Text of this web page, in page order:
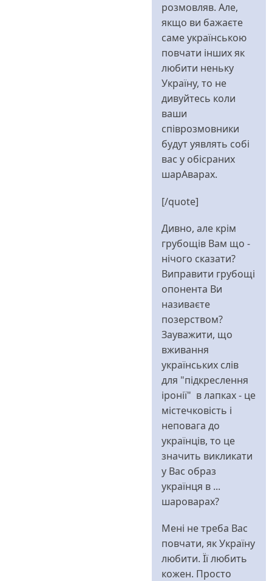
розмовляв. Але,
якщо ви бажаєте
саме українською
повчати інших як
любити неньку
Україну, то не
дивуйтесь коли
ваши
співрозмовники
будут уявлять собі
вас у обісраних
шарАварах.
[/quote]
Дивно, але крім
грубощів Вам що -
нічого сказати?
Виправити грубощі
опонента Ви
називаєте
позерством?
Зауважити, що
вживання
українських слів
для "підкреслення
іронії" в лапках - це
містечковість і
неповага до
українців, то це
значить викликати
у Вас образ
українця в ...
шароварах?
Мені не треба Вас
повчати, як Україну
любити. Її любить
кожен. Просто